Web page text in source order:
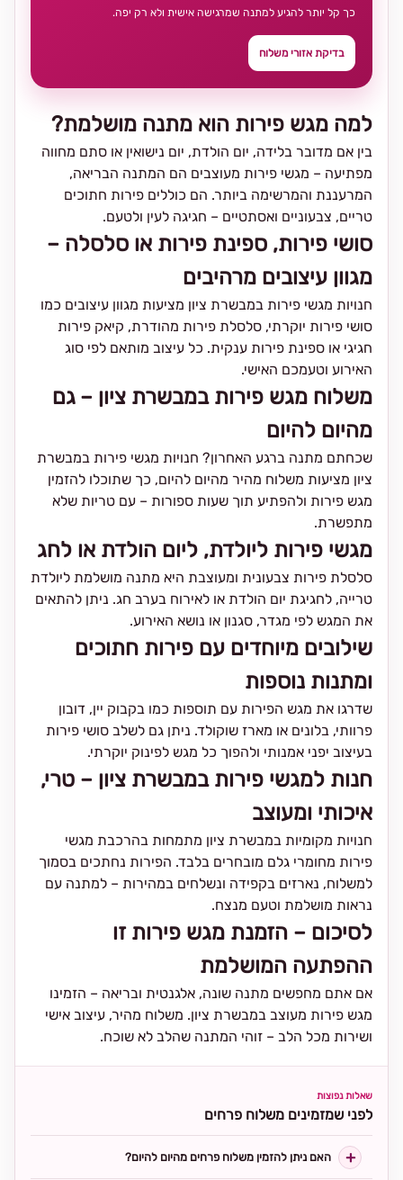
למה מגש פירות הוא מתנה מושלמת?
בין אם מדובר בלידה, יום הולדת, יום נישואין או סתם מחווה
מפתיעה – מגשי פירות מעוצבים הם המתנה הבריאה,
המרעננת והמרשימה ביותר. הם כוללים פירות חתוכים
טריים, צבעוניים ואסתטיים – חגיגה לעין ולטעם.
סושי פירות, ספינת פירות או סלסלה –
מגוון עיצובים מרהיבים
חנויות מגשי פירות במבשרת ציון מציעות מגוון עיצובים כמו
סושי פירות יוקרתי, סלסלת פירות מהודרת, קיאק פירות
חגיגי או ספינת פירות ענקית. כל עיצוב מותאם לפי סוג
האירוע וטעמכם האישי.
משלוח מגש פירות במבשרת ציון – גם
מהיום להיום
שכחתם מתנה ברגע האחרון? חנויות מגשי פירות במבשרת
ציון מציעות משלוח מהיר מהיום להיום, כך שתוכלו להזמין
מגש פירות ולהפתיע תוך שעות ספורות – עם טריות שלא
מתפשרת.
מגשי פירות ליולדת, ליום הולדת או לחג
סלסלת פירות צבעונית ומעוצבת היא מתנה מושלמת ליולדת
טרייה, לחגיגת יום הולדת או לאירוח בערב חג. ניתן להתאים
את המגש לפי מגדר, סגנון או נושא האירוע.
שילובים מיוחדים עם פירות חתוכים
ומתנות נוספות
שדרגו את מגש הפירות עם תוספות כמו בקבוק יין, דובון
פרוותי, בלונים או מארז שוקולד. ניתן גם לשלב סושי פירות
בעיצוב יפני אמנותי ולהפוך כל מגש לפינוק יוקרתי.
חנות למגשי פירות במבשרת ציון – טרי,
איכותי ומעוצב
חנויות מקומיות במבשרת ציון מתמחות בהרכבת מגשי
פירות מחומרי גלם מובחרים בלבד. הפירות נחתכים בסמוך
למשלוח, נארזים בקפידה ונשלחים במהירות – למתנה עם
נראות מושלמת וטעם מנצח.
לסיכום – הזמנת מגש פירות זו
ההפתעה המושלמת
אם אתם מחפשים מתנה שונה, אלגנטית ובריאה – הזמינו
מגש פירות מעוצב במבשרת ציון. משלוח מהיר, עיצוב אישי
ושירות מכל הלב – זוהי המתנה שהלב לא שוכח.
כך קל יותר להגיע למתנה שמרגישה אישית ולא רק יפה.
בדיקת אזורי משלוח
שאלות נפוצות
לפני שמזמינים משלוח פרחים
האם ניתן להזמין משלוח פרחים מהיום להיום?